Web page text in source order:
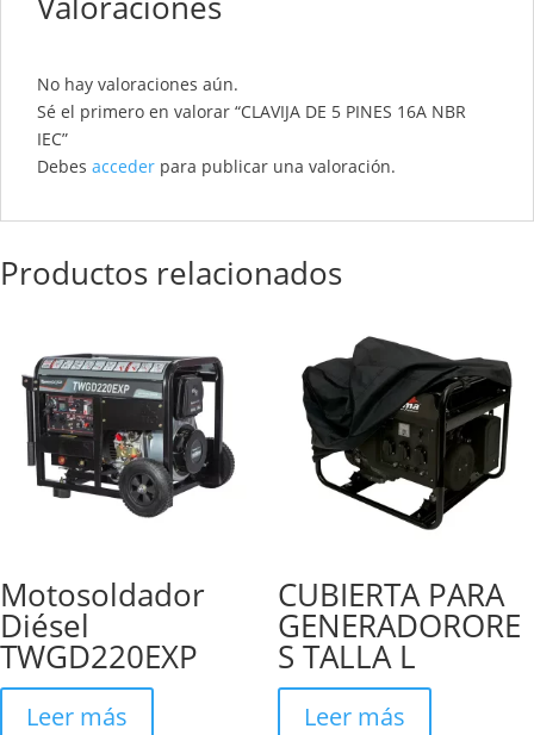
No hay valoraciones aún.
Sé el primero en valorar “CLAVIJA DE 5 PINES 16A NBR
IEC”
Debes acceder para publicar una valoración.
Productos relacionados
Motosoldador
Diésel
TWGD220EXP
Leer más
CUBIERTA PARA
GENERADORORE
S TALLA L
Leer más